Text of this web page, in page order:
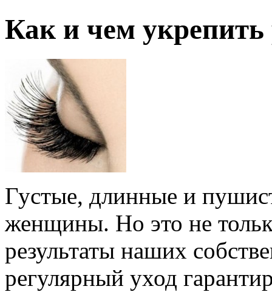
Как и чем
Густые, длинные и
женщины. Но это не
результаты наших
регулярный уход